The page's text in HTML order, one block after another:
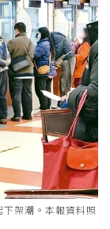
架潮。本報資料照